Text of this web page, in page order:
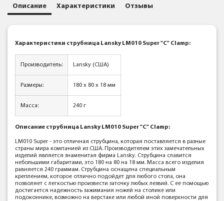
Описание Характеристики Отзывы
Характеристики струбница Lansky LM010 Super "C" Clamp:
Производитель: Lansky (США)
Размеры: 180 х 80 х 18 мм
Масса: 240 г
Описание струбница Lansky LM010 Super "C" Clamp:
LM010 Super - это отличная струбцина, которая поставляется в разные
страны мира компанией из США. Производителем этих замечательных
изделий является знаменитая фирма Lansky. Струбцина славится
небольшими габаритами, это 180 на 80 на 18 мм. Масса всего изделия
равняется 240 граммам. Струбцина оснащена специальным
креплением, которое отлично подойдет для любого стола, она
позволяет с легкостью произвести заточку любых лезвий. С ее помощью
достигается надежность зажимания ножей на столике или
подоконнике, возможно на верстаке или любой иной поверхности для